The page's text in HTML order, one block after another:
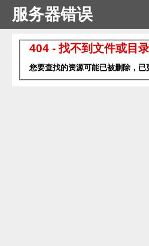
服务器错误
404 - 找不到文件或目录
您要查找的资源可能已被删除，已